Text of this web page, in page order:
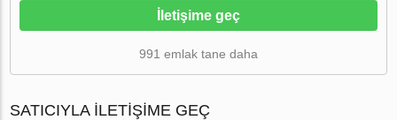
İletişime geç
991 emlak tane daha
SATICIYLA ILETIŞIME GEÇ